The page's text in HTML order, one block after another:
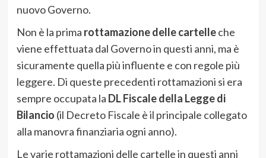
nuovo Governo.
Non è la prima rottamazione delle cartelleche
viene effettuata dal Governo in questi anni, ma è
sicuramente quella più influente e con regole più
leggere. Di queste precedenti rottamazioni si era
sempre occupata la DL Fiscale della Legge di
Bilancio (il Decreto Fiscale è il principale collegato
alla manovra finanziaria ogni anno).
Le varie rottamazioni delle cartelle in questi anni